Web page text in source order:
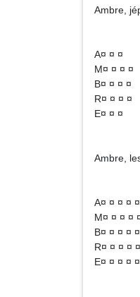
Ambre,
A¤ ¤ ¤
M¤ ¤ ¤ ¤
B¤ ¤ ¤ ¤
R¤ ¤ ¤ ¤
E¤ ¤ ¤
Ambre,
A¤ ¤ ¤ ¤
M¤ ¤ ¤ ¤
B¤ ¤ ¤ ¤
R¤ ¤ ¤ ¤
E¤ ¤ ¤ ¤